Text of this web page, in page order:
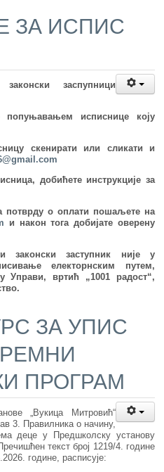
ЗА ИСПИС
заспупници
исписнице коју
скенирати или сликати и
добићете инструкције за
потврду о оплати пошаљете на
и након тога добијате оверену
законски заступник није у
електорнским путем,
вртић „1001 радост“,
ЗА УПИС
ПРОГРАМ
„Вукица Митровић“
3. Правилника о начину,
деце у Предшколску установу
текст број 1219/4. године
године, расписује: